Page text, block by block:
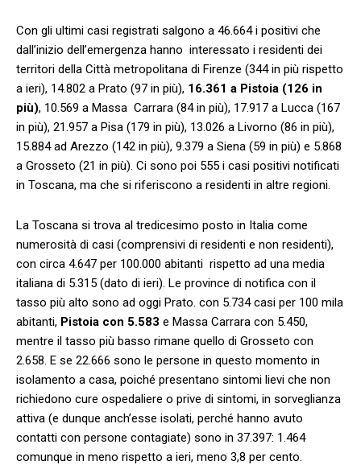
Con gli ultimi casi registrati salgono a 46.664 i positivi che
dall’inizio dell’emergenza hanno interessato i residenti dei
territori della Città metropolitana di Firenze (344 in più rispetto
a ieri), 14.802 a Prato (97 in più), 16.361 a Pistoia (126 in
più), 10.569 a Massa Carrara (84 in più), 17.917 a Lucca (167
in più), 21.957 a Pisa (179 in più), 13.026 a Livorno (86 in più),
15.884 ad Arezzo (142 in più), 9.379 a Siena (59 in più) e 5.868
a Grosseto (21 in più). Ci sono poi 555 i casi positivi notificati
in Toscana, ma che si riferiscono a residenti in altre regioni.
La Toscana si trova al tredicesimo posto in Italia come
numerosità di casi (comprensivi di residenti e non residenti),
con circa 4.647 per 100.000 abitanti rispetto ad una media
italiana di 5.315 (dato di ieri). Le province di notifica con il
tasso più alto sono ad oggi Prato. con 5.734 casi per 100 mila
abitanti, Pistoia con 5.583 e Massa Carrara con 5.450,
mentre il tasso più basso rimane quello di Grosseto con
2.658. E se 22.666 sono le persone in questo momento in
isolamento a casa, poiché presentano sintomi lievi che non
richiedono cure ospedaliere o prive di sintomi, in sorveglianza
attiva (e dunque anch’esse isolati, perché hanno avuto
contatti con persone contagiate) sono in 37.397: 1.464
comunque in meno rispetto a ieri, meno 3,8 per cento.